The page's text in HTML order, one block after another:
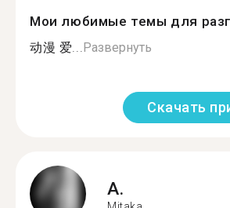
Мои любимые темы для
动漫 爱...Развернуть
Скачать
A.